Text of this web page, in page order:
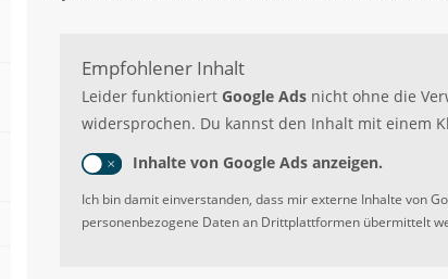
Empfohlener Inhalt
Leider funktioniert Google Ads nicht ohne die
widersprochen. Du kannst den Inhalt mit einem
Inhalte von Google Ads anzeigen.
Ich bin damit einverstanden, dass mir externe Inhalte von
personenbezogene Daten an Drittplattformen übermittelt